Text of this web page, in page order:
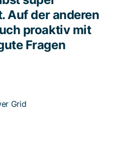
Auf der anderen
proaktiv mit
Fragen
Grid